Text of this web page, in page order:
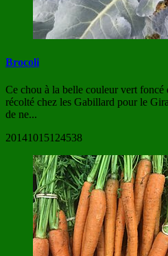
Brocoli
Ce chou à la belle couleur vert foncé
récolté chez les Gabillard pour le
de ne...
20141015124538